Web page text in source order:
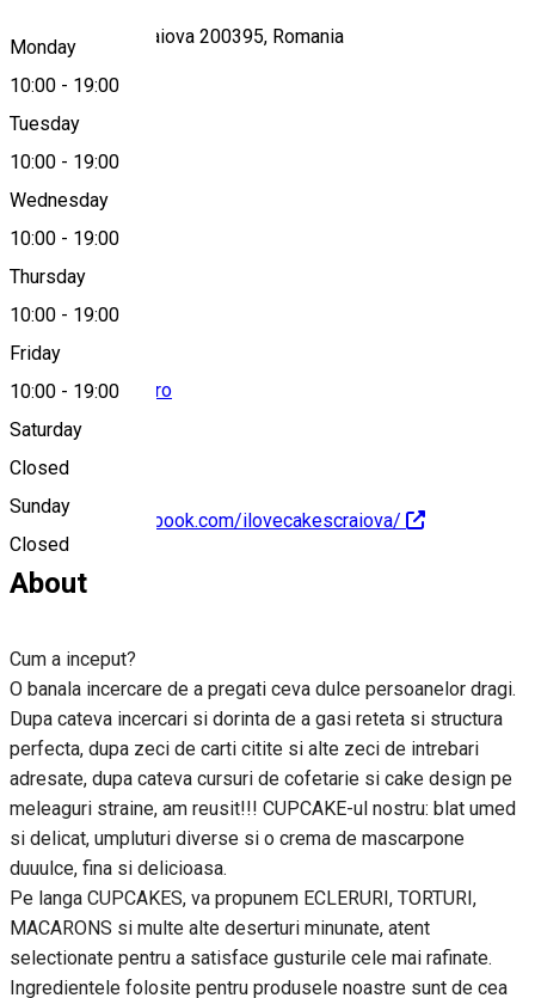
Monday
10:00 - 19:00
Tuesday
10:00 - 19:00
Wednesday
10:00 - 19:00
Thursday
10:00 - 19:00
Friday
10:00 - 19:00
Saturday
Closed
Sunday
Closed
Strada Olteț 9, Craiova 200395, Romania
Map
brioserie@yahoo.ro
https://www.facebook.com/ilovecakescraiova/
About
Cum a inceput?
O banala incercare de a pregati ceva dulce persoanelor dragi.
Dupa cateva incercari si dorinta de a gasi reteta si structura
perfecta, dupa zeci de carti citite si alte zeci de intrebari
adresate, dupa cateva cursuri de cofetarie si cake design pe
meleaguri straine, am reusit!!! CUPCAKE-ul nostru: blat umed
si delicat, umpluturi diverse si o crema de mascarpone
duuulce, fina si delicioasa.
Pe langa CUPCAKES, va propunem ECLERURI, TORTURI,
MACARONS si multe alte deserturi minunate, atent
selectionate pentru a satisface gusturile cele mai rafinate.
Ingredientele folosite pentru produsele noastre sunt de cea